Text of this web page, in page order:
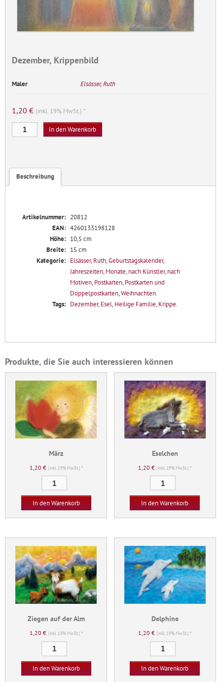
Dezember, Krippenbild
Maler Elsässer, Ruth
1,20 € (inkl. 19% MwSt.) *
Dezember,
Krippenbild
In den Warenkorb
Beschreibung
Artikelnummer: 20812
EAN: 4260133198128
Höhe: 10,5 cm
Breite: 15 cm
Kategorie: Elsässer, Ruth,Geburtstagskalender,
Jahreszeiten, Monate, nach Künstler, nach
Motiven, Postkarten, Postkarten und
Doppelpostkarten,Weihnachten.
Tags: Dezember, Esel, Heilige Familie, Krippe.
Produkte, die Sie auch interessieren können
März
1,20 € (inkl. 19% MwSt.) *
Menge
In den Warenkorb
Eselchen
1,20€ (inkl. 19% MwSt.) *
Menge
In den Warenkorb
Ziegen auf der Alm
1,20 € (inkl. 19% MwSt.) *
auf
der
In den Warenkorb
Delphine
1,20€ (inkl. 19% MwSt.) *
Menge
In den Warenkorb